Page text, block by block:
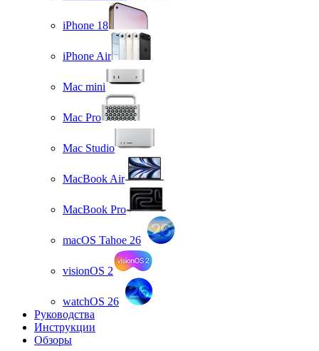
iPhone 18
iPhone Air
Mac mini
Mac Pro
Mac Studio
MacBook Air
MacBook Pro
macOS Tahoe 26
visionOS 2
watchOS 26
Руководства
Инструкции
Обзоры